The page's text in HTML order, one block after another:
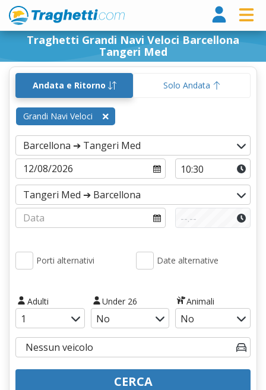
Traghetti Grandi Navi Veloci Barcellona
Tangeri Med
Andata e Ritorno Solo Andata
Grandi Navi Veloci
Porti alternativi Date alternative
Adulti Under 26 Animali
CERCA